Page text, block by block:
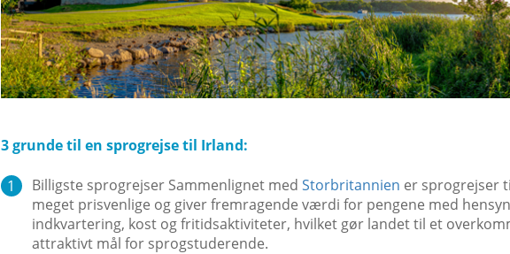
3 grunde til en sprogrejse til Irland:
Billigste sprogrejser Sammenlignet med Storbritannien er sprogrejser
meget prisvenlige og giver fremragende værdi for pengene med
indkvartering, kost og fritidsaktiviteter, hvilket gør landet til et
attraktivt mål for sprogstuderende.